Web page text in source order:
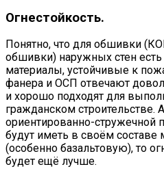
Огнестойкость.
Понятно, что для обшивки
обшивки) наружных стен
материалы, устойчивые к
фанера и ОСП отвечают
и хорошо подходят для
гражданском строительстве.
ориентированно-стружечной
будут иметь в своём составе
(особенно базальтовую), то
будет ещё лучше.